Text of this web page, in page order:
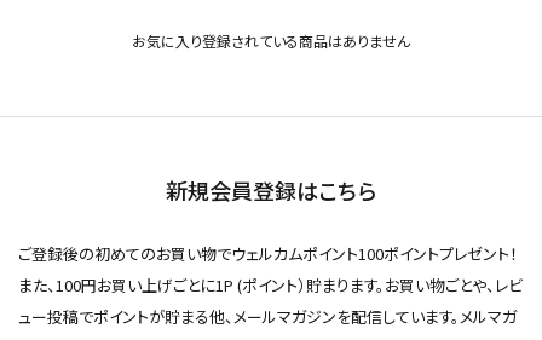
お気に入り登録されている商品はありません
新規会員登録はこちら
ご登録後の初めてのお買い物でウェルカムポイント100ポイントプレゼント！
また、100円お買い上げごとに1P (ポイント）貯まります。お買い物ごとや、レビ
ュー投稿でポイントが貯まる他、メールマガジンを配信しています。メルマガ